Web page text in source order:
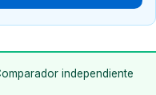
independiente